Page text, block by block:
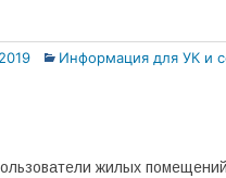
Информация для УК и
пользователи жилых